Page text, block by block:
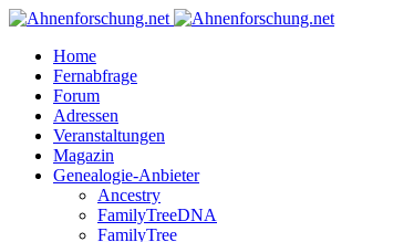
Home
Fernabfrage
Forum
Adressen
Veranstaltungen
Magazin
Genealogie-Anbieter
Ancestry
FamilyTreeDNA
FamilyTree